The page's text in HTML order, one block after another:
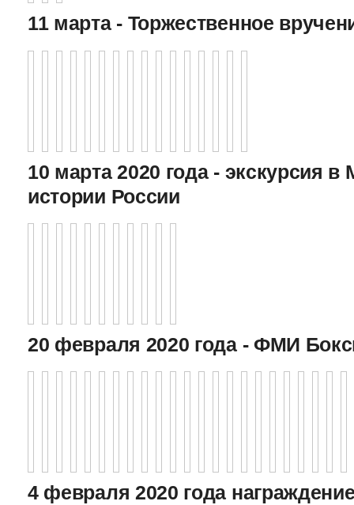
11 марта - Торжественное
10 марта 2020 года - экскурсия в
истории России
20 февраля 2020 года - ФМИ
4 февраля 2020 года